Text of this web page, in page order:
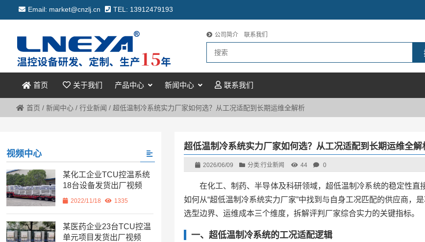
Email: market@cnzlj.cn TEL: 13912479193
公司简介 联系我们
首页 关于我们 产品中心 新闻中心 联系我们
首页 / 新闻中心/ 行业新闻 / 超低温制冷系统实力厂家如何选？从工况适配到长期运维全解析
超低温制冷系统实力厂家如何选？从工况适配到长期运维全解
2026/06/09 分类:行业新闻 44 0
在化工、制药、半导体及科研领域，超低温制冷系统的稳定性
如何从“超低温制冷系统实力厂家”中找到与自身工况匹配的供应商，
选型边界、运维成本三个维度，拆解评判厂家综合实力的关键指标。
一、超低温制冷系统的工况适配逻辑
视频中心
某化工企业TCU控温系统
18台设备发货出厂视频
2022/11/18 1335
某医药企业23台TCU控温
单元项目发货出厂视频